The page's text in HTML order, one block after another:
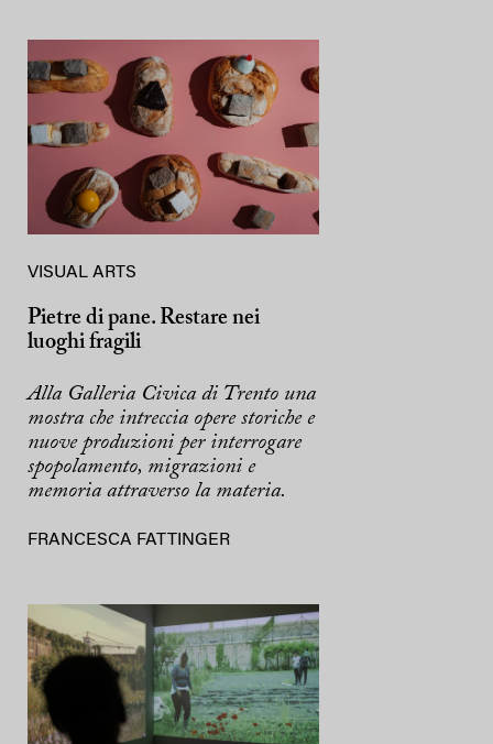
VISUAL ARTS
Pietre di pane. Restare nei
luoghi fragili
Alla Galleria Civica di Trento una
mostra che intreccia opere storiche e
nuove produzioni per interrogare
spopolamento, migrazioni e
memoria attraverso la materia.
FRANCESCA FATTINGER